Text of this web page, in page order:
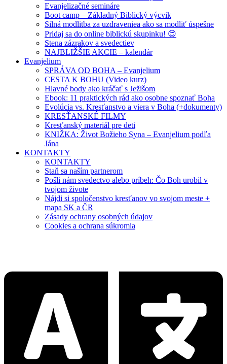
Evanjelizačné semináre
Boot camp – Základný Biblický výcvik
Silná modlitba za uzdraveniea ako sa modliť úspešne
Pridaj sa do online biblickú skupinku! 😊
Stena zázrakov a svedectiev
NAJBLIŽŠIE AKCIE – kalendár
Evanjelium
SPRÁVA OD BOHA – Evanjelium
CESTA K BOHU (Video kurz)
Hlavné body ako kráčať s Ježišom
Ebook: 11 praktických rád ako osobne spoznať Boha
Evolúcia vs. Kresťanstvo a viera v Boha (+dokumenty)
KRESŤANSKÉ FILMY
Kresťanský materiál pre deti
KNIŽKA: Život Božieho Syna – Evanjelium podľa
Jána
KONTAKTY
KONTAKTY
Staň sa naším partnerom
Pošli nám svedectvo alebo príbeh: Čo Boh urobil v
tvojom živote
Nájdi si spoločenstvo kresťanov vo svojom meste +
mapa SK a ČR
Zásady ochrany osobných údajov
Cookies a ochrana súkromia